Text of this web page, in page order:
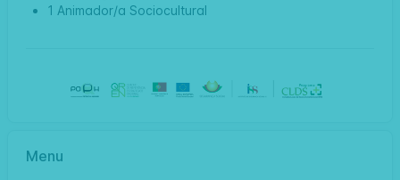
1 Animador/a Sociocultural
Menu